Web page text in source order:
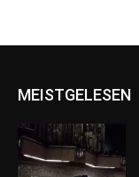
MEISTGELESEN